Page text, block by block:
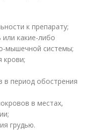
к препарату;
какие-либо
мышечной системы;
крови;
в период обострения
в местах,
грудью.